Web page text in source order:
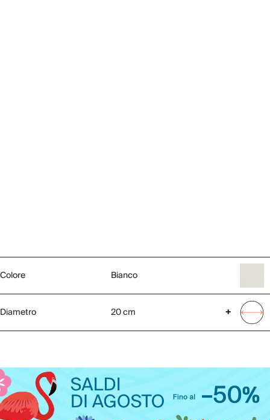
Colore Bianco
Diametro 20 cm +